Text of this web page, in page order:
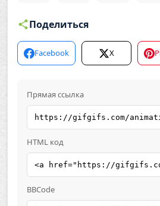
Поделиться
Facebook X
Прямая ссылка
HTML код
BBCode